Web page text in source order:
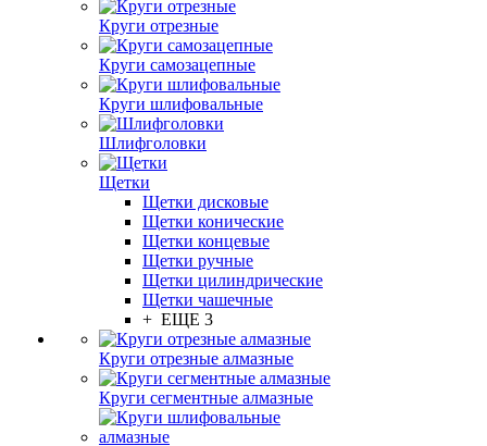
Круги отрезные
Круги самозацепные
Круги шлифовальные
Шлифголовки
Щетки
Щетки дисковые
Щетки конические
Щетки концевые
Щетки ручные
Щетки цилиндрические
Щетки чашечные
+ ЕЩЕ 3
Круги отрезные алмазные
Круги сегментные алмазные